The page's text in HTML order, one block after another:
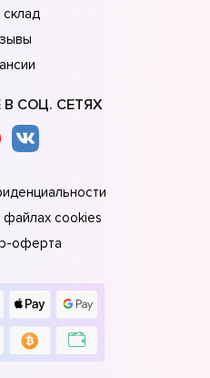
В СОЦ. СЕТЯХ
cookies
оферта